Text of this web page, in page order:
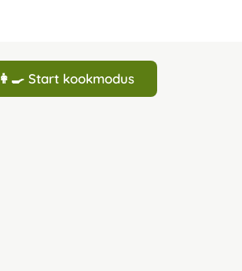
👩‍🍳 Start kookmodus